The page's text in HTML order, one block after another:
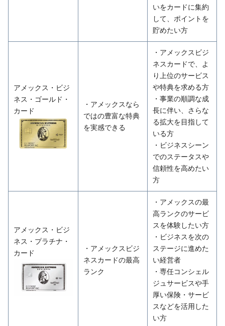
いをカードに集約
して、ポイントを
貯めたい方
アメックス・ビジ
ネス・ゴールド・
カード
・アメックスなら
ではの豊富な特典
を実感できる
・アメックスビジ
ネスカードで、よ
り上位のサービス
や特典を求める方
・事業の順調な成
長に伴い、さらな
る拡大を目指して
いる方
・ビジネスシーン
でのステータスや
信頼性を高めたい
方
アメックス・ビジ
ネス・プラチナ・
カード
・アメックスビジ
ネスカードの最高
ランク
・アメックスの最
高ランクのサービ
スを体験したい方
・ビジネスを次の
ステージに進めた
い経営者
・専任コンシェル
ジュサービスや手
厚い保険・サービ
スなどを活用した
い方